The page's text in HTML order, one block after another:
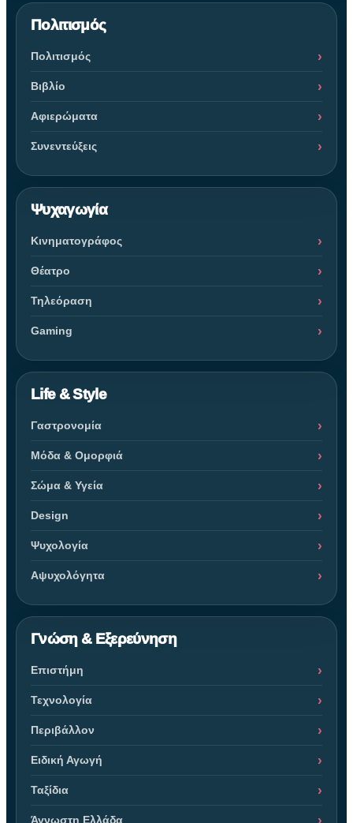
Πολιτισμός
Πολιτισμός
Βιβλίο
Αφιερώματα
Συνεντεύξεις
Ψυχαγωγία
Κινηματογράφος
Θέατρο
Τηλεόραση
Gaming
Life & Style
Γαστρονομία
Μόδα & Ομορφιά
Σώμα & Υγεία
Design
Ψυχολογία
Αψυχολόγητα
Γνώση & Εξερεύνηση
Επιστήμη
Τεχνολογία
Περιβάλλον
Ειδική Αγωγή
Ταξίδια
Άγνωστη Ελλάδα